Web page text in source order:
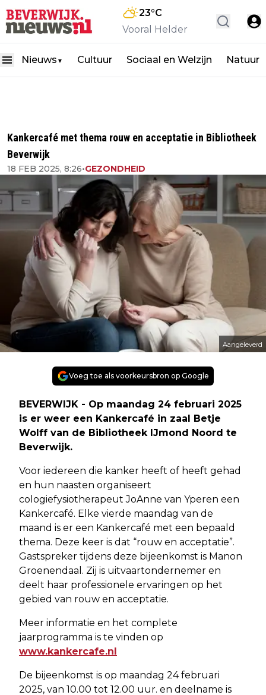
23°C
Vooral Helder
Nieuws ▼ Cultuur Sociaal en Welzijn Natuur
Kankercafé met thema rouw en acceptatie in Bibliotheek
Beverwijk
18 FEB 2025, 8:26•GEZONDHEID
Aangeleverd
Voeg toe als voorkeursbron op Google
BEVERWIJK - Op maandag 24 februari 2025
is er weer een Kankercafé in zaal Betje
Wolff van de Bibliotheek IJmond Noord te
Beverwijk.
Voor iedereen die kanker heeft of heeft gehad
en hun naasten organiseert
cologiefysiotherapeut JoAnne van Yperen een
Kankercafé. Elke vierde maandag van de
maand is er een Kankercafé met een bepaald
thema. Deze keer is dat “rouw en acceptatie”.
Gastspreker tijdens deze bijeenkomst is Manon
Groenendaal. Zij is uitvaartondernemer en
deelt haar professionele ervaringen op het
gebied van rouw en acceptatie.
Meer informatie en het complete
jaarprogramma is te vinden op
www.kankercafe.nl
De bijeenkomst is op maandag 24 februari
2025, van 10.00 tot 12.00 uur. en deelname is